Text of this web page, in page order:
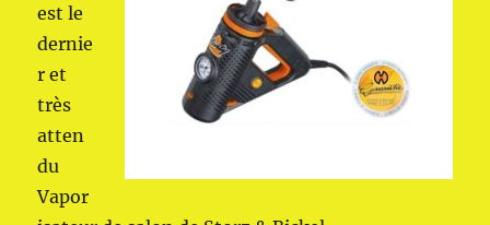
est le
dernie
r et
très
atten
du
Vapor